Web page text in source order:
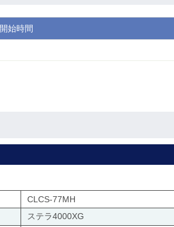
開始時間
CLCS-77MH
ステラ4000XG